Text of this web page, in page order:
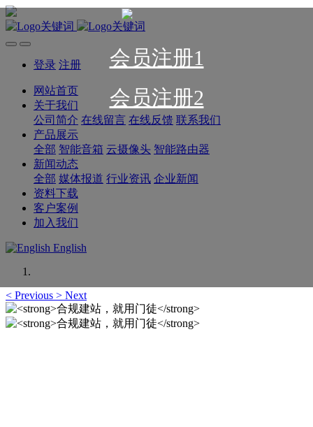
会员注册1
会员注册2
登录 注册
网站首页
关于我们
公司简介 在线留言 在线反馈 联系我们
产品展示
全部 智能音箱 云摄像头 智能路由器
新闻动态
全部 媒体报道 行业资讯 企业新闻
资料下载
客户案例
加入我们
English
< Previous > Next